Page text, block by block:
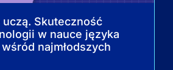
uczą. Skuteczność
w nauce języka
najmłodszych